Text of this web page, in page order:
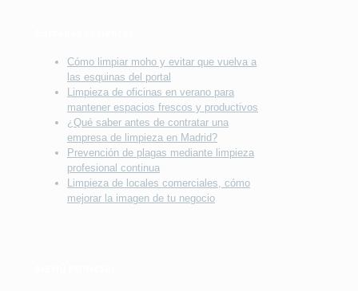
Cómo limpiar moho y evitar que vuelva a
las esquinas del portal
Limpieza de oficinas en verano para
mantener espacios frescos y productivos
¿Qué saber antes de contratar una
empresa de limpieza en Madrid?
Prevención de plagas mediante limpieza
profesional continua
Limpieza de locales comerciales, cómo
mejorar la imagen de tu negocio